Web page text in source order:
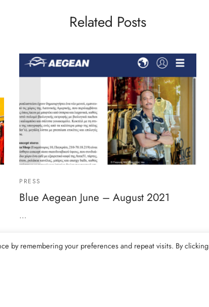
Related Posts
PRESS
Blue Aegean June – August 2021
…
by remembering your preferences and repeat visits. By clicking